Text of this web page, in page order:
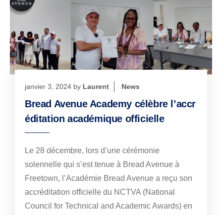
janvier 3, 2024 by Laurent News
Bread Avenue Academy célèbre l’accr
éditation académique officielle
Le 28 décembre, lors d’une cérémonie
solennelle qui s’est tenue à Bread Avenue à
Freetown, l’Académie Bread Avenue a reçu son
accréditation officielle du NCTVA (National
Council for Technical and Academic Awards) en